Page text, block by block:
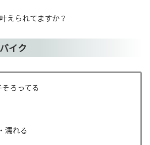
えられてますか？
イク
ろってる
濡れる